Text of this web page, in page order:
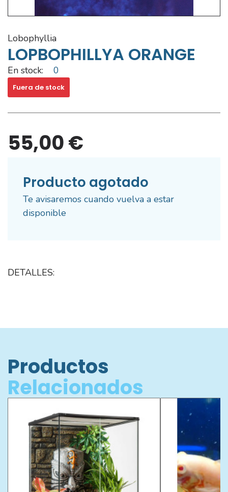
lobophyllia
LOPBOPHILLYA ORANGE
En stock: 0
Fuera de stock
55,00 €
Producto agotado
Te avisaremos cuando vuelva a estar
disponible
DETALLES:
Productos
Relacionados